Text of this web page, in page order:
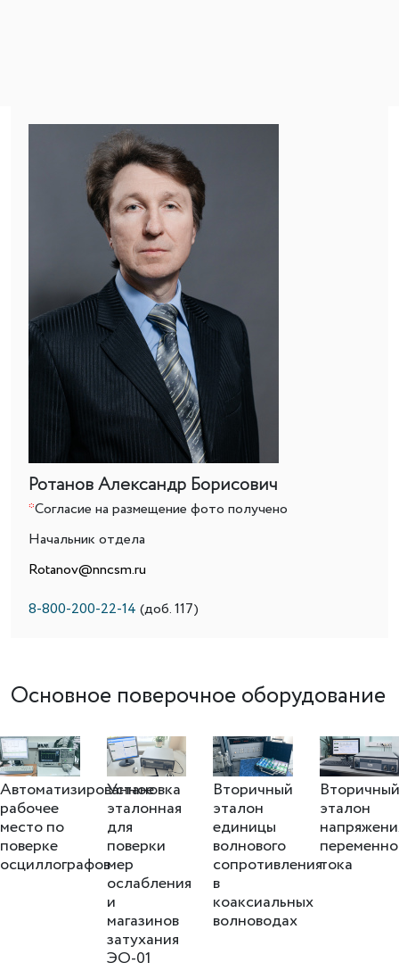
Ротанов Александр Борисович
*Согласие на размещение фото получено
Начальник отдела
Rotanov@nncsm.ru
8-800-200-22-14 (доб. 117)
Основное поверочное оборудование
Автоматизированное
рабочее
место по
поверке
осциллографов
Установка
эталонная
для
поверки
мер
ослабления
и
магазинов
затухания
ЭО-01
Вторичный
эталон
единицы
волнового
сопротивления
в
коаксиальных
волноводах
Вторичный
эталон
тока